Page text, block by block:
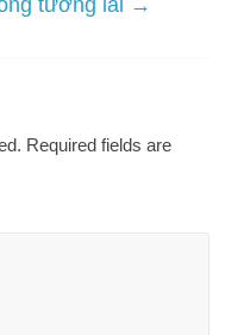
tương lai →
Required fields are